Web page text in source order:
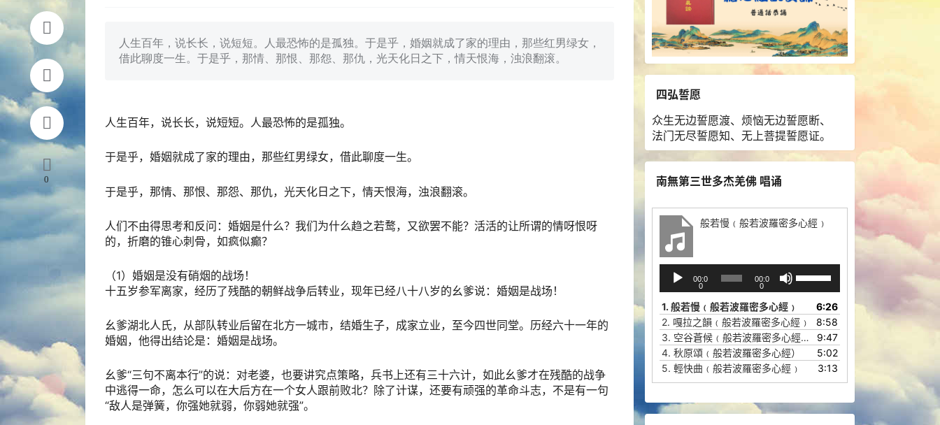
人生百年，说长长，说短短。人最恐怖的是孤独。于是乎，婚姻就成了家的理由，那些红男绿女，
借此聊度一生。于是乎，那情、那恨、那怨、那仇，光天化日之下，情天恨海，浊浪翻滚。
人生百年，说长长，说短短。人最恐怖的是孤独。
于是乎，婚姻就成了家的理由，那些红男绿女，借此聊度一生。
于是乎，那情、那恨、那怨、那仇，光天化日之下，情天恨海，浊浪翻滚。
人们不由得思考和反问：婚姻是什么？我们为什么趋之若鹜，又欲罢不能？活活的让所谓的情呀恨呀
的，折磨的锥心刺骨，如疯似癫？
（1）婚姻是没有硝烟的战场！
十五岁参军离家，经历了残酷的朝鲜战争后转业，现年已经八十八岁的幺爹说：婚姻是战场！
幺爹湖北人氏，从部队转业后留在北方一城市，结婚生子，成家立业，至今四世同堂。历经六十一年的
婚姻，他得出结论是：婚姻是战场。
幺爹“三句不离本行”的说：对老婆，也要讲究点策略，兵书上还有三十六计，如此幺爹才在残酷的战争
中逃得一命，怎么可以在大后方在一个女人跟前败北？除了计谋，还要有顽强的革命斗志，不是有一句
“敌人是弹簧，你强她就弱，你弱她就强”。
0
四弘誓愿
众生无边誓愿渡、烦恼无边誓愿断、
法门无尽誓愿知、无上菩提誓愿证。
南無第三世多杰羌佛 唱诵
般若慢﹙般若波羅密多心經﹚
播
放
器
00:0
0
00:0
0
/
下
箭
头
键
增
高
1. 般若慢﹙般若波羅密多心經﹚
6:26
2. 嘎拉之韻﹙般若波羅密多心經﹚
8:58
3. 空谷蒼候﹙般若波羅密多心經﹚
9:47
4. 秋原頌﹙般若波羅密多心經）
5:02
5. 輕快曲﹙般若波羅密多心經﹚ 3:13